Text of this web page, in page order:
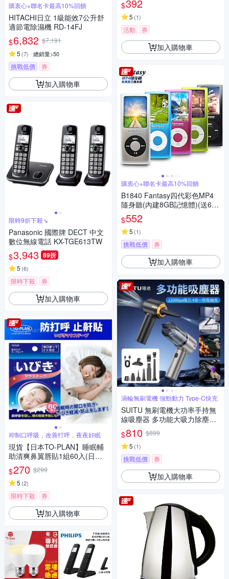
購衷心+聯名卡最高10%回饋
HITACHI日立 1級能效7公升舒
適節電除濕機 RD-14FJ
$6,832 $7,191
5 (7) 總銷量>50
挑戰低價 券
加入購物車
限時9折下殺↘
Panasonic 國際牌 DECT 中文
數位無線電話 KX-TGE613TW
$3,943 89折
5 (6)
限時下殺 券
加入購物車
抑制口呼吸，改善打呼，夜夜好眠
現貨【日本TO-PLAN】睡眠輔
助清爽鼻翼唇貼1組60入(日本
原裝進口/抑制口呼吸)
$270 $299
5 (2)
限時下殺 券
加入購物車
具,碗盤,鍋具清潔劑)
$392
5 (1)
活動 券
加入購物車
購衷心+聯名卡最高10%回饋
B1840 Fantasy四代彩色MP4
隨身聽(內建8GB記憶體)(送6大
禮)
$552
5 (1)
挑戰低價 券
加入購物車
渦輪無刷電機 強勁動力 Type-C快充
SUITU 無刷電機大功率手持無
線吸塵器 多功能大吸力除塵器
吹吸抽充車載吹塵器 吹氣機 家
車兩用
$810 $899
5 (1)
挑戰低價 券
加入購物車